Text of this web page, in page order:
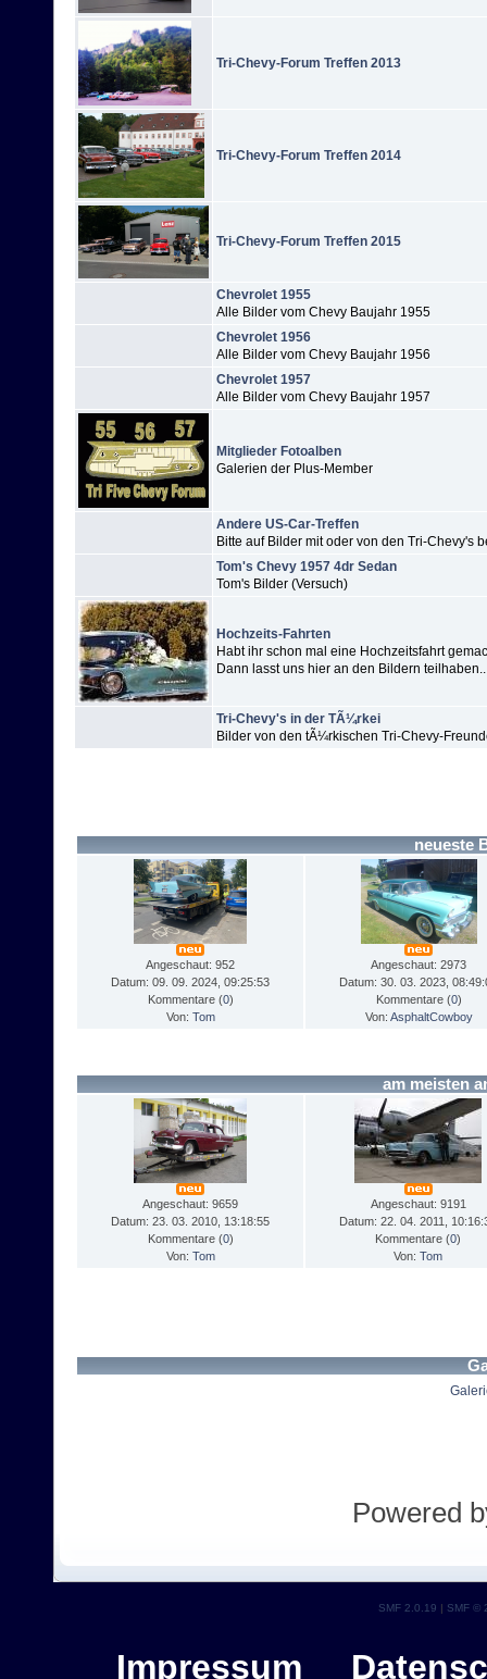
Tri-Chevy-Forum Treffen 2013
Tri-Chevy-Forum Treffen 2014
Tri-Chevy-Forum Treffen 2015
Chevrolet 1955
Alle Bilder vom Chevy Baujahr 1955
Chevrolet 1956
Alle Bilder vom Chevy Baujahr 1956
Chevrolet 1957
Alle Bilder vom Chevy Baujahr 1957
Mitglieder Fotoalben
Galerien der Plus-Member
Andere US-Car-Treffen
Bitte auf Bilder mit oder von den Tri-Chevy's
Tom's Chevy 1957 4dr Sedan
Tom's Bilder (Versuch)
Hochzeits-Fahrten
Habt ihr schon mal eine Hochzeitsfahrt
Dann lasst uns hier an den Bildern
Tri-Chevy's in der TÃ¼rkei
Bilder von den tÃ¼rkischen Tri-Chevy-
neueste
Angeschaut: 952
Datum: 09. 09. 2024, 09:25:53
Kommentare (0)
Von: Tom
Angeschaut: 2973
Datum: 30. 03. 2023,
Kommentare (0)
Von: AsphaltCowboy
am meisten
Angeschaut: 9659
Datum: 23. 03. 2010, 13:18:55
Kommentare (0)
Von: Tom
Angeschaut: 9191
Datum: 22. 04. 2011,
Kommentare (0)
Von: Tom
Powered
SMF 2.0.19 | SMF ©
Impressum